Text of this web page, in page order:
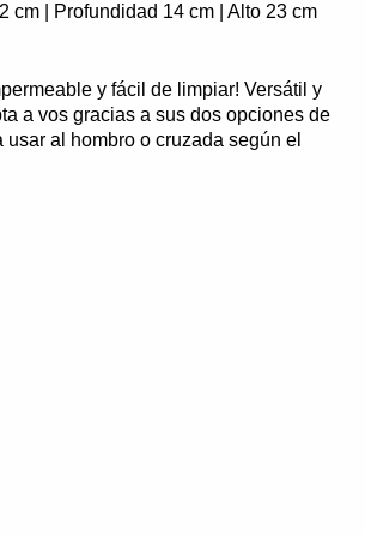
cm | Profundidad 14 cm | Alto 23 cm
y fácil de limpiar! Versátil y
a vos gracias a sus dos opciones de
usar al hombro o cruzada según el